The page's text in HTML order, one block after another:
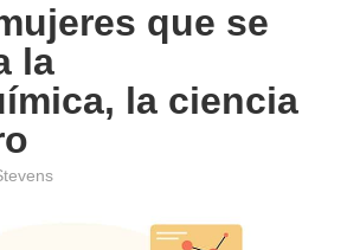
que se
la
la ciencia